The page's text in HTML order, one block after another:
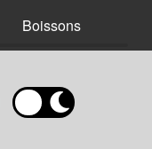
Boissons